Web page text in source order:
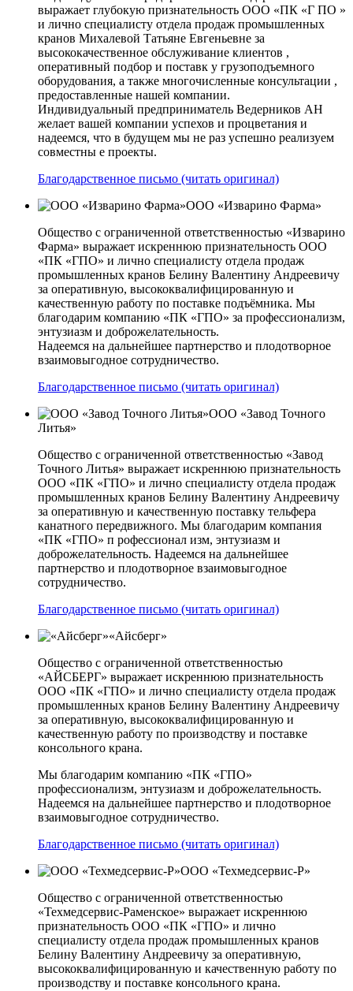
выражает глубокую признательность ООО «ПК «Г ПО »
и лично специалисту отдела продаж промышленных
кранов Михалевой Татьяне Евгеньевне за
высококачественное обслуживание клиентов ,
оперативный подбор и поставк у грузоподъемного
оборудования, а также многочисленные консультации ,
предоставленные нашей компании.
Индивидуальный предприниматель Ведерников АН
желает вашей компании успехов и процветания и
надеемся, что в будущем мы не раз успешно реализуем
совместны е проекты.
Благодарственное письмо (читать оригинал)
ООО «Изварино Фарма»
Общество с ограниченной ответственностью «Изварино
Фарма» выражает искреннюю признательность ООО
«ПК «ГПО» и лично специалисту отдела продаж
промышленных кранов Белину Валентину Андреевичу
за оперативную, высококвалифицированную и
качественную работу по поставке подъёмника. Мы
благодарим компанию «ПК «ГПО» за профессионализм,
энтузиазм и доброжелательность.
Надеемся на дальнейшее партнерство и плодотворное
взаимовыгодное сотрудничество.
Благодарственное письмо (читать оригинал)
ООО «Завод Точного
Литья»
Общество с ограниченной ответственностью «Завод
Точного Литья» выражает искреннюю признательность
ООО «ПК «ГПО» и лично специалисту отдела продаж
промышленных кранов Белину Валентину Андреевичу
за оперативную и качественную поставку тельфера
канатного передвижного. Мы благодарим компания
«ПК «ГПО» п рофессионал изм, энтузиазм и
доброжелательность. Надеемся на дальнейшее
партнерство и плодотворное взаимовыгодное
сотрудничество.
Благодарственное письмо (читать оригинал)
«Айсберг»
Общество с ограниченной ответственностью
«АЙСБЕРГ» выражает искреннюю признательность
ООО «ПК «ГПО» и лично специалисту отдела продаж
промышленных кранов Белину Валентину Андреевичу
за оперативную, высококвалифицированную и
качественную работу по производству и поставке
консольного крана.
Мы благодарим компанию «ПК «ГПО»
профессионализм, энтузиазм и доброжелательность.
Надеемся на дальнейшее партнерство и плодотворное
взаимовыгодное сотрудничество.
Благодарственное письмо (читать оригинал)
ООО «Техмедсервис-Р»
Общество с ограниченной ответственностью
«Техмедсервис-Раменское» выражает искреннюю
признательность ООО «ПК «ГПО» и лично
специалисту отдела продаж промышленных кранов
Белину Валентину Андреевичу за оперативную,
высококвалифицированную и качественную работу по
производству и поставке консольного крана.